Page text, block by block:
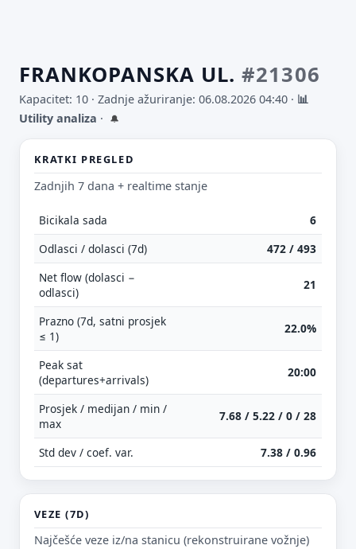
FRANKOPANSKA UL.#21306
Kapacitet: 10 · Zadnje ažuriranje: 06.08.2026 04:40 · 📊
Utility analiza · 🔔
KRATKI PREGLED
Zadnjih 7 dana + realtime stanje
Bicikala sada
6
Odlasci / dolasci (7d)
472 / 493
Net flow (dolasci −
odlasci)
21
Prazno (7d, satni prosjek
≤ 1)
22.0%
Peak sat
(departures+arrivals)
20:00
Prosjek / medijan / min /
max
7.68 / 5.22 / 0 / 28
Std dev / coef. var. 7.38 / 0.96
VEZE (7D)
Najčešće veze iz/na stanicu (rekonstruirane vožnje)